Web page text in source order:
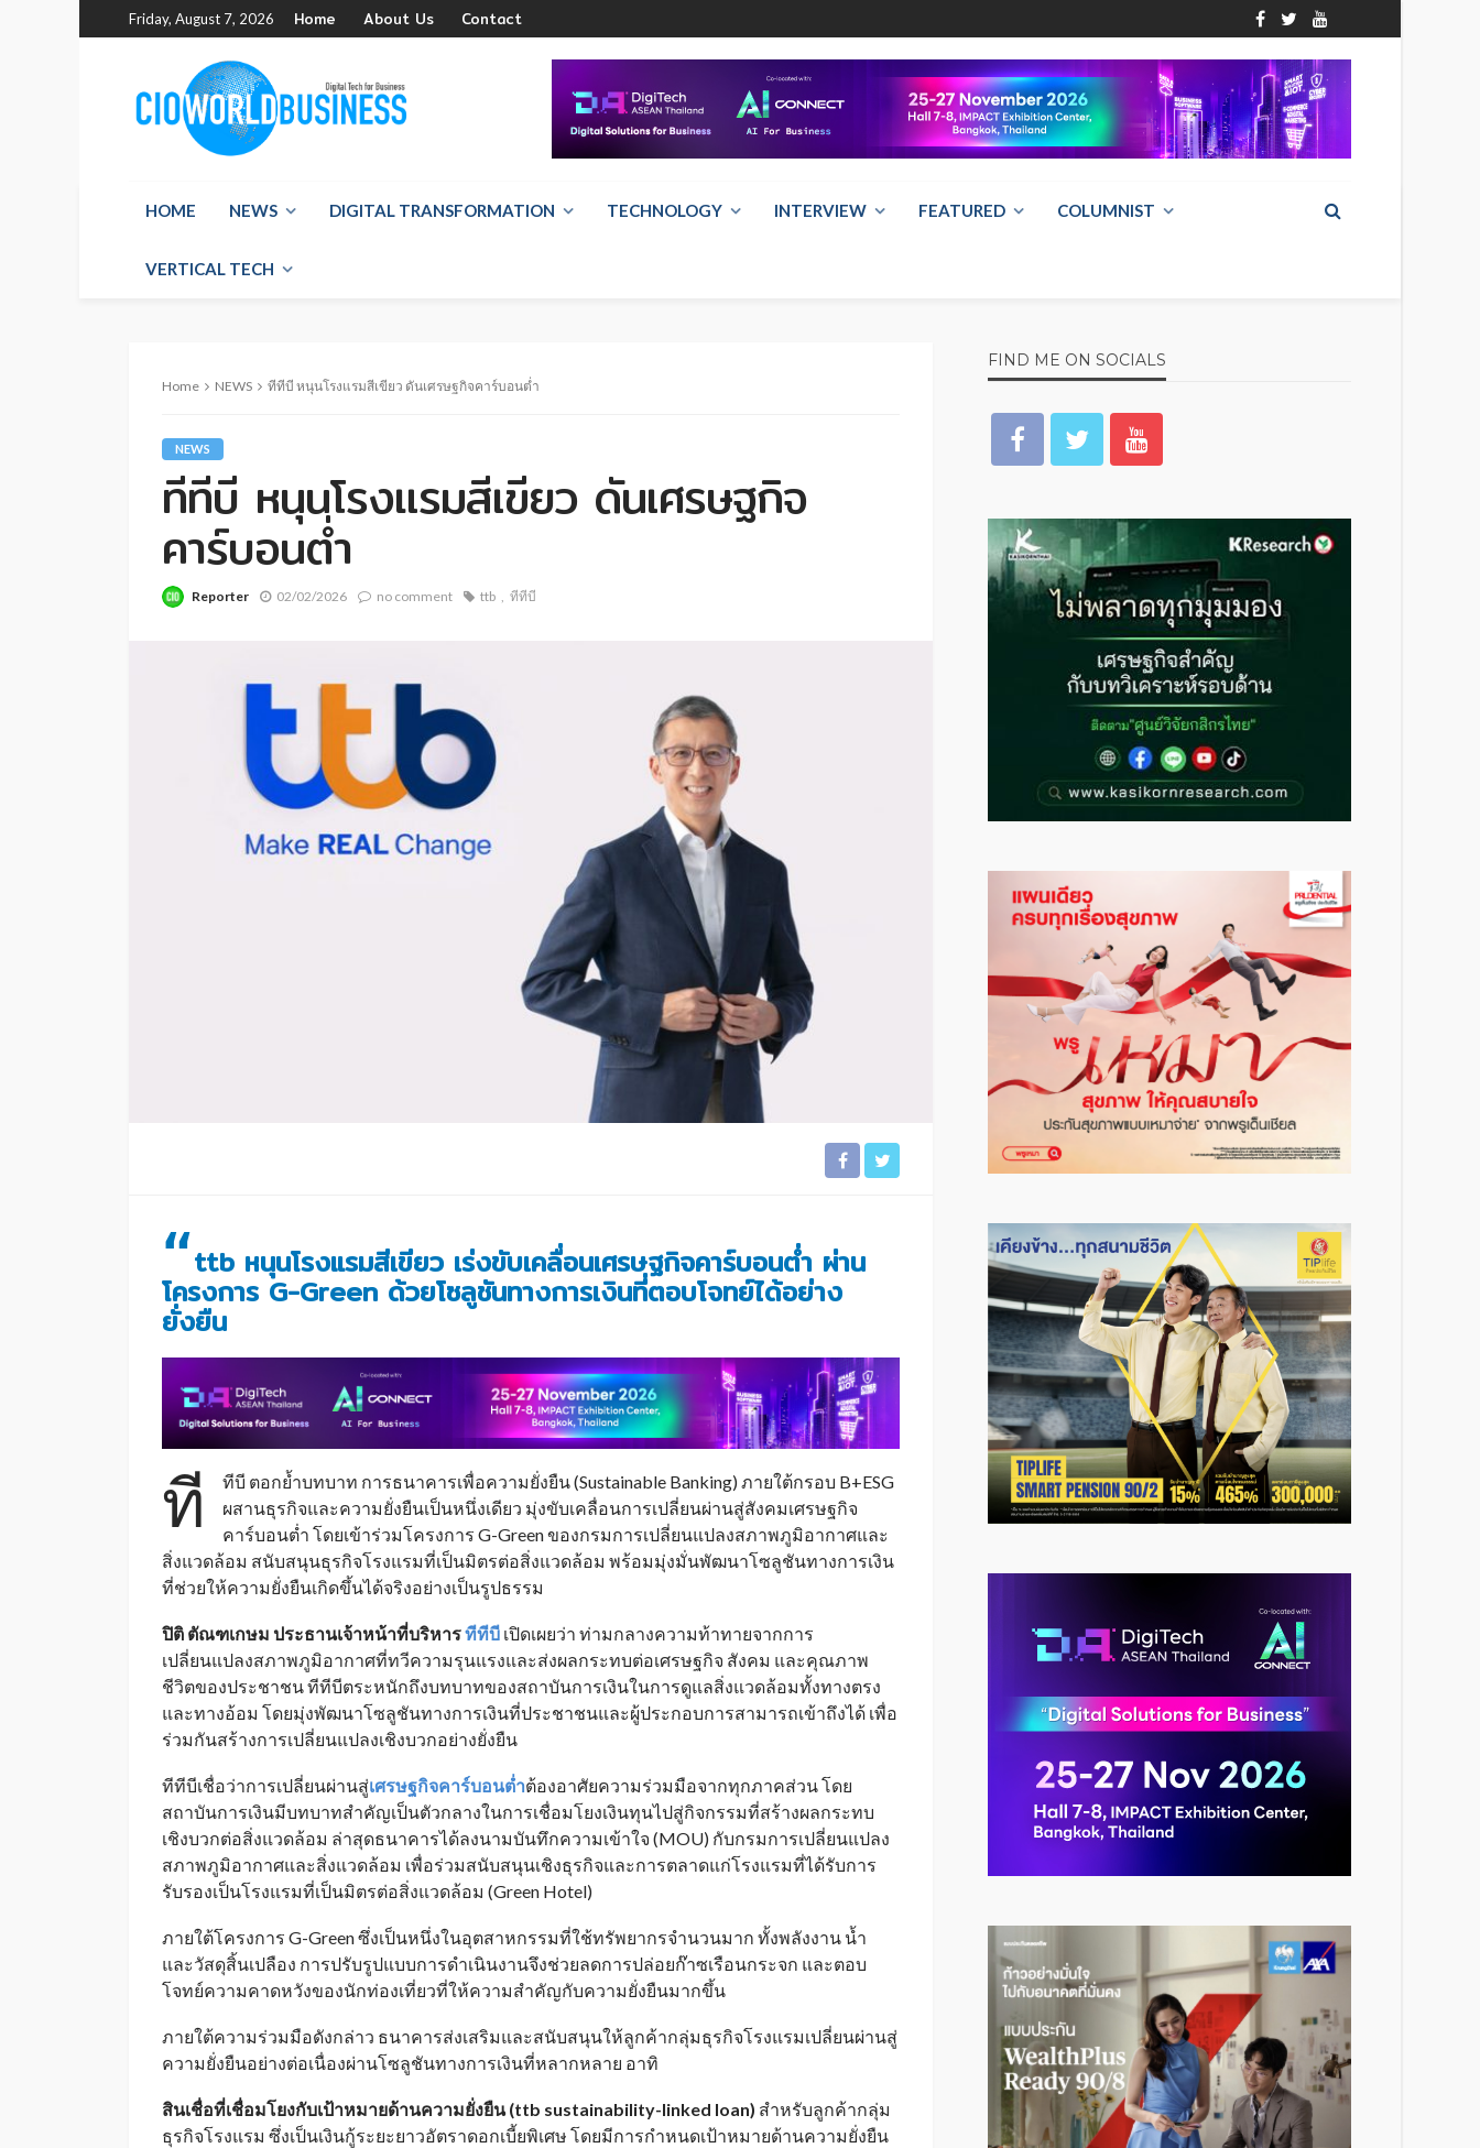
Friday, August 7, 2026 Home About Us Contact
HOME NEWS DIGITAL TRANSFORMATION TECHNOLOGY INTERVIEW FEATURED COLUMNIST
VERTICAL TECH
Home NEWS ทีทีบี หนุนโรงแรมสีเขียว ดันเศรษฐกิจคาร์บอนต่ำ
NEWS
ทีทีบี หนุนโรงแรมสีเขียว ดันเศรษฐกิจ
คาร์บอนต่ำ
Reporter 02/02/2026 no comment ttb ทีทีบี
“ttb หนุนโรงแรมสีเขียว เร่งขับเคลื่อนเศรษฐกิจคาร์บอนต่ำ ผ่าน
โครงการ G-Green ด้วยโซลูชันทางการเงินที่ตอบโจทย์ได้อย่าง
ยั่งยืน
ที
ทีบี ตอกย้ำบทบาท การธนาคารเพื่อความยั่งยืน (Sustainable Banking) ภายใต้กรอบ B+ESG
ผสานธุรกิจและความยั่งยืนเป็นหนึ่งเดียว มุ่งขับเคลื่อนการเปลี่ยนผ่านสู่สังคมเศรษฐกิจ
คาร์บอนต่ำ โดยเข้าร่วมโครงการ G-Green ของกรมการเปลี่ยนแปลงสภาพภูมิอากาศและ
สิ่งแวดล้อม สนับสนุนธุรกิจโรงแรมที่เป็นมิตรต่อสิ่งแวดล้อม พร้อมมุ่งมั่นพัฒนาโซลูชันทางการเงิน
ที่ช่วยให้ความยั่งยืนเกิดขึ้นได้จริงอย่างเป็นรูปธรรม
ปิติ ตัณฑเกษม ประธานเจ้าหน้าที่บริหารทีทีบี เปิดเผยว่า ท่ามกลางความท้าทายจากการ
เปลี่ยนแปลงสภาพภูมิอากาศที่ทวีความรุนแรงและส่งผลกระทบต่อเศรษฐกิจ สังคม และคุณภาพ
ชีวิตของประชาชน ทีทีบีตระหนักถึงบทบาทของสถาบันการเงินในการดูแลสิ่งแวดล้อมทั้งทางตรง
และทางอ้อม โดยมุ่งพัฒนาโซลูชันทางการเงินที่ประชาชนและผู้ประกอบการสามารถเข้าถึงได้ เพื่อ
ร่วมกันสร้างการเปลี่ยนแปลงเชิงบวกอย่างยั่งยืน
ทีทีบีเชื่อว่าการเปลี่ยนผ่านสู่เศรษฐกิจคาร์บอนต่ำต้องอาศัยความร่วมมือจากทุกภาคส่วน โดย
สถาบันการเงินมีบทบาทสำคัญเป็นตัวกลางในการเชื่อมโยงเงินทุนไปสู่กิจกรรมที่สร้างผลกระทบ
เชิงบวกต่อสิ่งแวดล้อม ล่าสุดธนาคารได้ลงนามบันทึกความเข้าใจ (MOU) กับกรมการเปลี่ยนแปลง
สภาพภูมิอากาศและสิ่งแวดล้อม เพื่อร่วมสนับสนุนเชิงธุรกิจและการตลาดแก่โรงแรมที่ได้รับการ
รับรองเป็นโรงแรมที่เป็นมิตรต่อสิ่งแวดล้อม (Green Hotel)
ภายใต้โครงการ G-Green ซึ่งเป็นหนึ่งในอุตสาหกรรมที่ใช้ทรัพยากรจำนวนมาก ทั้งพลังงาน น้ำ
และวัสดุสิ้นเปลือง การปรับรูปแบบการดำเนินงานจึงช่วยลดการปล่อยก๊าซเรือนกระจก และตอบ
โจทย์ความคาดหวังของนักท่องเที่ยวที่ให้ความสำคัญกับความยั่งยืนมากขึ้น
ภายใต้ความร่วมมือดังกล่าว ธนาคารส่งเสริมและสนับสนุนให้ลูกค้ากลุ่มธุรกิจโรงแรมเปลี่ยนผ่านสู่
ความยั่งยืนอย่างต่อเนื่องผ่านโซลูชันทางการเงินที่หลากหลาย อาทิ
สินเชื่อที่เชื่อมโยงกับเป้าหมายด้านความยั่งยืน (ttb sustainability-linked loan) สําหรับลูกค้ากลุ่ม
ธุรกิจโรงแรม ซึ่งเป็นเงินกู้ระยะยาวอัตราดอกเบี้ยพิเศษ โดยมีการกำหนดเป้าหมายด้านความยั่งยืน
FIND ME ON SOCIALS